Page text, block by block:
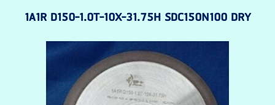
1A1R D150-1.0T-10X-31.75H SDC150N100 DRY